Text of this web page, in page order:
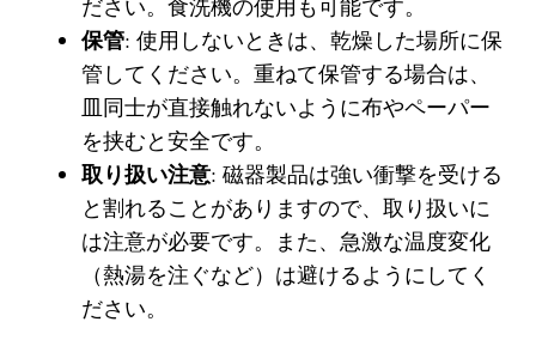
保管: 使用しないときは、乾燥した場所に保
管してください。重ねて保管する場合は、
皿同士が直接触れないように布やペーパー
を挟むと安全です。
取り扱い注意: 磁器製品は強い衝撃を受ける
と割れることがありますので、取り扱いに
は注意が必要です。また、急激な温度変化
（熱湯を注ぐなど）は避けるようにしてく
ださい。